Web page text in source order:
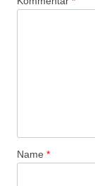
Name *